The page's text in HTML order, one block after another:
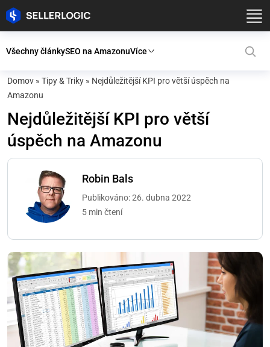
Všechny článkySEO na AmazonuVíce
Domov » Tipy & Triky » Nejdůležitější KPI pro větší úspěch na
Amazonu
Nejdůležitější KPI pro větší
úspěch na Amazonu
Robin Bals
Publikováno: 26. dubna 2022
5 min čtení